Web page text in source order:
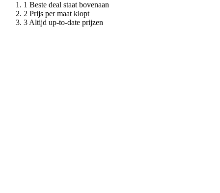
Beste deal staat bovenaan
Prijs per maat klopt
Altijd up-to-date prijzen